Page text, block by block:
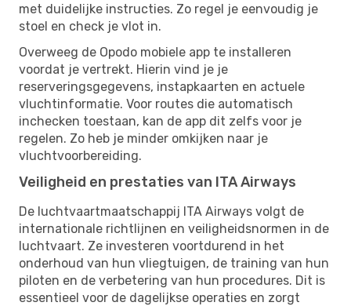
met duidelijke instructies. Zo regel je eenvoudig je
stoel en check je vlot in.
Overweeg de Opodo mobiele app te installeren
voordat je vertrekt. Hierin vind je je
reserveringsgegevens, instapkaarten en actuele
vluchtinformatie. Voor routes die automatisch
inchecken toestaan, kan de app dit zelfs voor je
regelen. Zo heb je minder omkijken naar je
vluchtvoorbereiding.
Veiligheid en prestaties van ITA Airways
De luchtvaartmaatschappij ITA Airways volgt de
internationale richtlijnen en veiligheidsnormen in de
luchtvaart. Ze investeren voortdurend in het
onderhoud van hun vliegtuigen, de training van hun
piloten en de verbetering van hun procedures. Dit is
essentieel voor de dagelijkse operaties en zorgt